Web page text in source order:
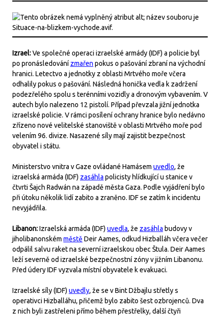
Izrael:Ve společné operaci izraelské armády (IDF) a policie byl
po pronásledování zmařen pokus o pašování zbraní na východní
hranici. Letectvo a jednotky z oblasti Mrtvého moře včera
odhalily pokus o pašování. Následná honička vedla k zadržení
podezřelého spolu s terénními vozidly a dronovým vybavením. V
autech bylo nalezeno 12 pistolí. Případ převzala jižní jednotka
izraelské policie. V rámci posílení ochrany hranice bylo nedávno
zřízeno nové velitelské stanoviště v oblasti Mrtvého moře pod
velením 96. divize. Nasazené síly mají zajistit bezpečnost
obyvatel i státu.
Ministerstvo vnitra v Gaze ovládané Hamásem uvedlo, že
izraelská armáda (IDF) zasáhla policisty hlídkující u stanice v
čtvrti Šajch Radwán na západě města Gaza. Podle vyjádření bylo
při útoku několik lidí zabito a zraněno. IDF se zatím k incidentu
nevyjádřila.
Libanon:Izraelská armáda (IDF) uvedla, že zasáhla budovy v
jiholibanonském městě Deir Aames, odkud Hizballáh včera večer
odpálil salvu raket na severní izraelskou obec Štula. Deir Aames
leží severně od izraelské bezpečnostní zóny v jižním Libanonu.
Před údery IDF vyzvala místní obyvatele k evakuaci.
Izraelské síly (IDF) uvedly, že se v Bint Džbajlu střetly s
operativci Hizballáhu, přičemž bylo zabito šest ozbrojenců. Dva
z nich byli zastřeleni přímo během přestřelky, další čtyři